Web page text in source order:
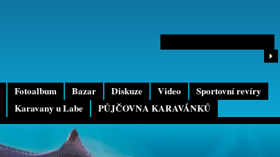
Fotoalbum Bazar Diskuze Video
Sportovní revíry
Karavany u Labe PŮJČOVNA KARAVÁNKŮ